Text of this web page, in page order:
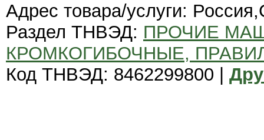
Адрес товара/услуги:
Раздел ТНВЭД: ПРОЧИЕ
КРОМКОГИБОЧНЫЕ,
Код ТНВЭД: 8462299800 |